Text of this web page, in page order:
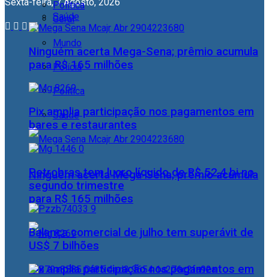
Geral
Mundo
Polícia
Política
Saúde
Ninguém acerta Mega-Sena; prêmio acumula
para R$ 165 milhões
Pix amplia participação nos pagamentos em
Política
Saúde
Ninguém acerta Mega-Sena; prêmio acumula
para R$ 165 milhões
Pix amplia participação nos pagamentos em
bares e restaurantes
Petrobras tem lucro líquido de R$ 52,4 bi no
segundo trimestre
Balança comercial de julho tem superávit de
US$ 7 bilhões